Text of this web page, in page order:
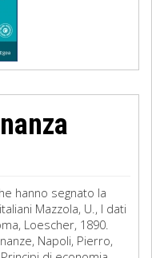
hanno segnato la
Mazzola, U., I dati
Loescher, 1890.
Napoli, Pierro,